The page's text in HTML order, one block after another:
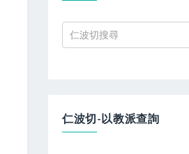
仁波切-以教派查詢